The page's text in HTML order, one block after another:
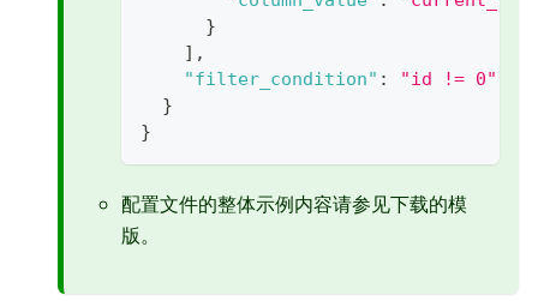
}
] ,
"filter_condition" : "id != 0"
}
}
配置文件的整体示例内容请参见下载的模
版。